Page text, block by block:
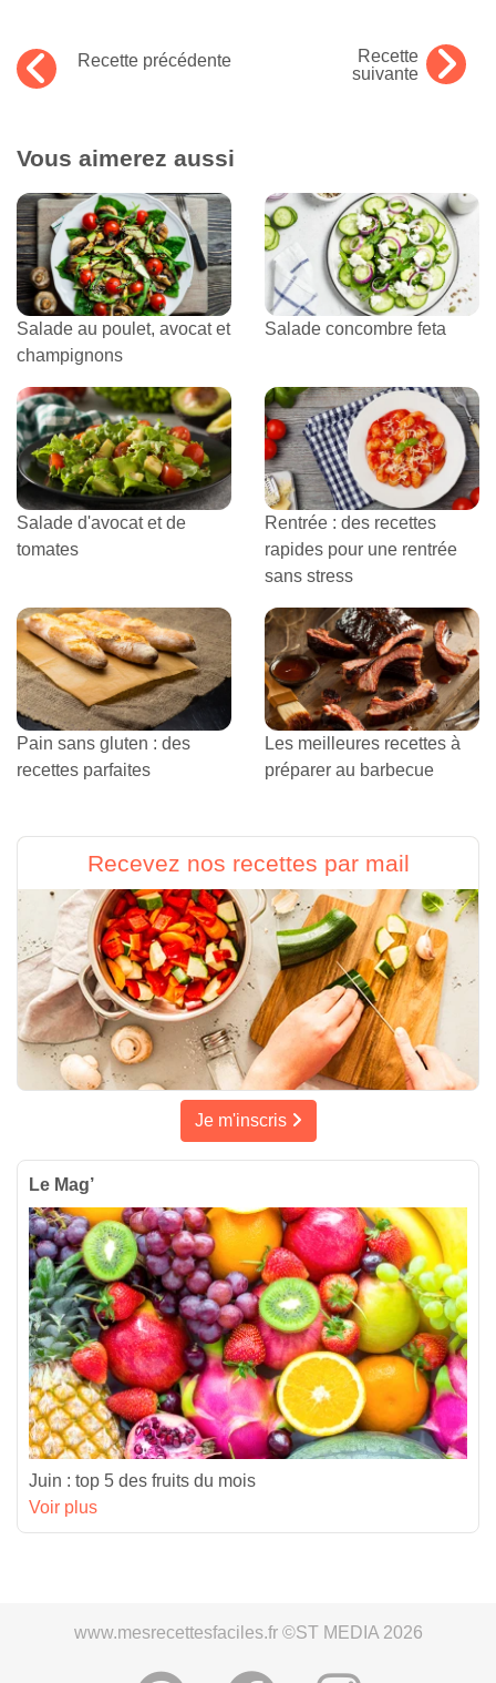
Recette précédente
Recette
suivante
Vous aimerez aussi
Salade au poulet, avocat et
champignons
Salade concombre feta
Salade d'avocat et de
tomates
Rentrée : des recettes
rapides pour une rentrée
sans stress
Pain sans gluten : des
recettes parfaites
Les meilleures recettes à
préparer au barbecue
Recevez nos recettes par mail
Je m'inscris
Le Mag’
Juin : top 5 des fruits du mois
Voir plus
www.mesrecettesfaciles.fr ©ST MEDIA 2026